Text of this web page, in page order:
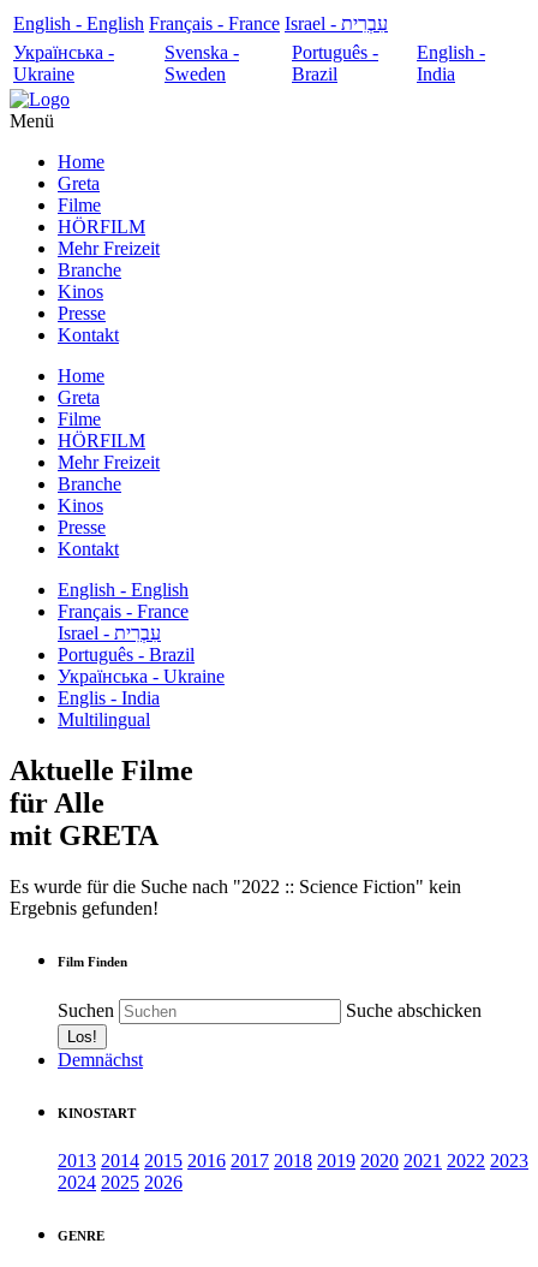
English - English Français - France
עִבְרִית - Israel
Українська -
Ukraine
Svenska -
Sweden
Português -
Brazil
English -
India
Menü
Home
Greta
Filme
HÖRFILM
Mehr Freizeit
Branche
Kinos
Presse
Kontakt
Home
Greta
Filme
HÖRFILM
Mehr Freizeit
Branche
Kinos
Presse
Kontakt
English - English
Français - France
עִבְרִית - Israel
Português - Brazil
Українська - Ukraine
Englis - India
Multilingual
Aktuelle Filme
für Alle
mit GRETA
Es wurde für die Suche nach "2022 :: Science Fiction" kein
Ergebnis gefunden!
Film Finden
Suchen Suche abschicken
Demnächst
KINOSTART
2013 2014 2015 2016 2017 2018 2019 2020 2021 2022 2023
2024 2025 2026
GENRE